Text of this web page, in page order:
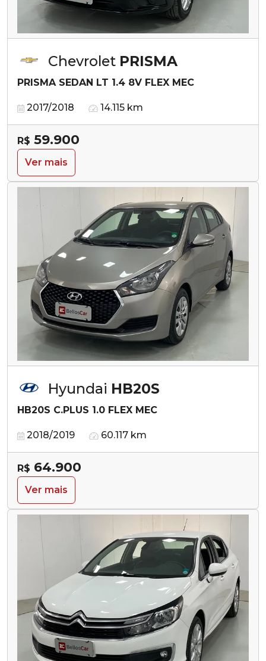
Chevrolet PRISMA
PRISMA SEDAN LT 1.4 8V FLEX MEC
2017/2018 14.115 km
R$ 59.900
Ver mais
Hyundai HB20S
HB20S C.PLUS 1.0 FLEX MEC
2018/2019 60.117 km
R$ 64.900
Ver mais